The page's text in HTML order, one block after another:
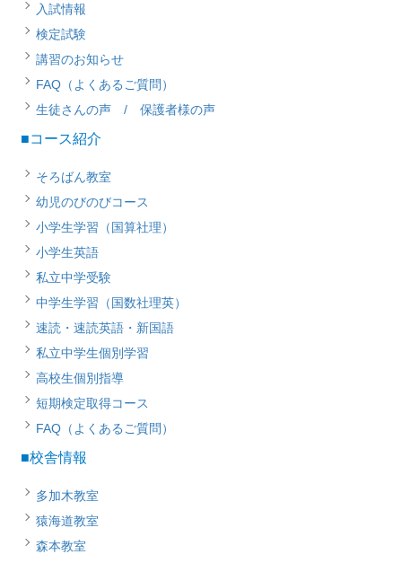
入試情報
検定試験
講習のお知らせ
FAQ（よくあるご質問）
生徒さんの声 / 保護者様の声
■コース紹介
そろばん教室
幼児のびのびコース
小学生学習（国算社理）
小学生英語
私立中学受験
中学生学習（国数社理英）
速読・速読英語・新国語
私立中学生個別学習
高校生個別指導
短期検定取得コース
FAQ（よくあるご質問）
■校舎情報
多加木教室
猿海道教室
森本教室